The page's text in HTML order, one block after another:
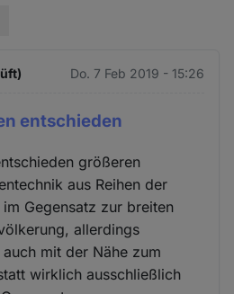
Do. 7 Feb 2019 - 15:26
entschieden
größeren
aus Reihen der
Gegensatz zur breiten
allerdings
mit der Nähe zum
wirklich ausschließlich